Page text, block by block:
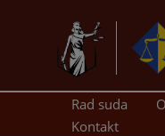
Rad suda
Kontakt